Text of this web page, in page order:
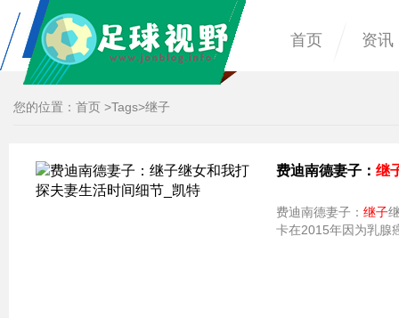
首页 资讯
您的位置： 首页 >Tags>继子
费迪南德妻子： 继
费迪南德妻子： 继子继
卡在2015年因为乳腺